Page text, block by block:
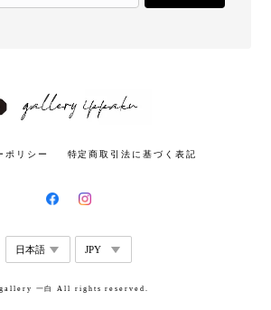
ポリシー 特定商取引法に基づく表記
一白 All rights reserved.